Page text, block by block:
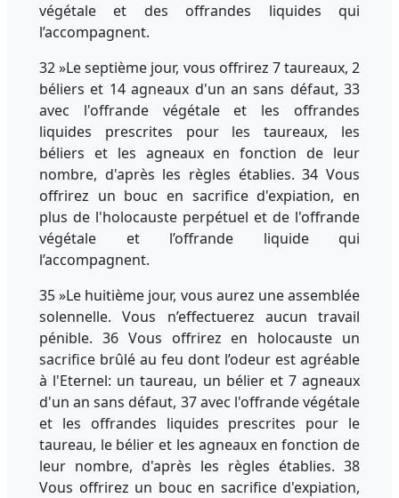
végétale et des offrandes liquides qui
l’accompagnent.
32 »Le septième jour, vous offrirez 7 taureaux, 2
béliers et 14 agneaux d'un an sans défaut, 33
avec l'offrande végétale et les offrandes
liquides prescrites pour les taureaux, les
béliers et les agneaux en fonction de leur
nombre, d'après les règles établies. 34 Vous
offrirez un bouc en sacrifice d'expiation, en
plus de l'holocauste perpétuel et de l'offrande
végétale et l’offrande liquide qui
l’accompagnent.
35 »Le huitième jour, vous aurez une assemblée
solennelle. Vous n’effectuerez aucun travail
pénible. 36 Vous offrirez en holocauste un
sacrifice brûlé au feu dont l’odeur est agréable
à l'Eternel: un taureau, un bélier et 7 agneaux
d'un an sans défaut, 37 avec l'offrande végétale
et les offrandes liquides prescrites pour le
taureau, le bélier et les agneaux en fonction de
leur nombre, d'après les règles établies. 38
Vous offrirez un bouc en sacrifice d'expiation,